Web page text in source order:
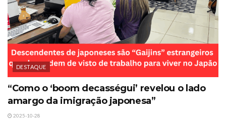
DESTAQUE
“Como o ‘boom decasségui’ revelou o lado
amargo da imigração japonesa”
2025-10-28